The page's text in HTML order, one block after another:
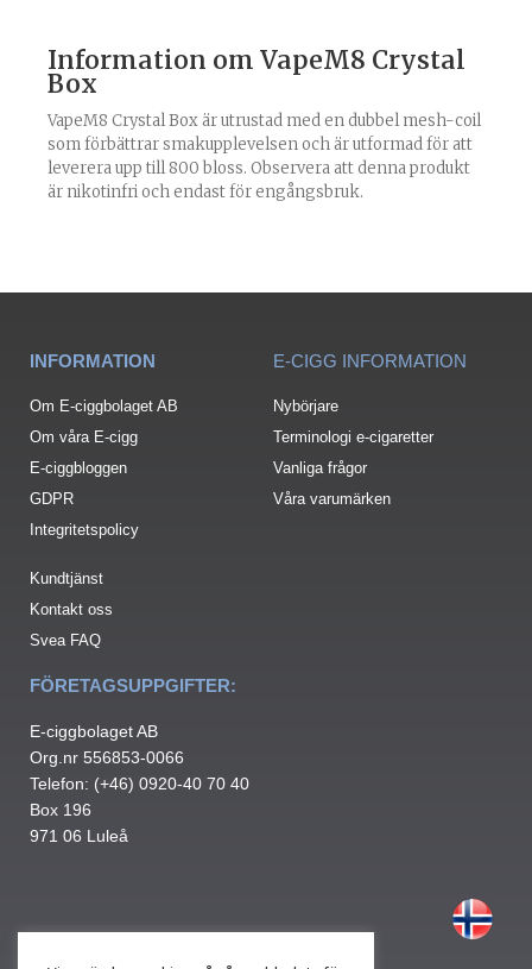
Information om VapeM8 Crystal
Box
VapeM8 Crystal Box är utrustad med en dubbel mesh-coil
som förbättrar smakupplevelsen och är utformad för att
leverera upp till 800 bloss. Observera att denna produkt
är nikotinfri och endast för engångsbruk.
INFORMATION
Om E-ciggbolaget AB
Om våra E-cigg
E-ciggbloggen
GDPR
Integritetspolicy
Kundtjänst
Kontakt oss
Svea FAQ
E-CIGG INFORMATION
Nybörjare
Terminologi e-cigaretter
Vanliga frågor
Våra varumärken
FÖRETAGSUPPGIFTER:
E-ciggbolaget AB
Org.nr 556853-0066
Telefon: (+46) 0920-40 70 40
Box 196
971 06 Luleå